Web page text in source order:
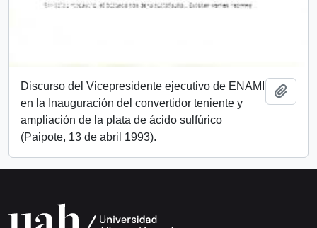
Discurso del Vicepresidente ejecutivo de ENAMI
en la Inauguración del convertidor teniente y
ampliación de la plata de ácido sulfúrico
(Paipote, 13 de abril 1993).